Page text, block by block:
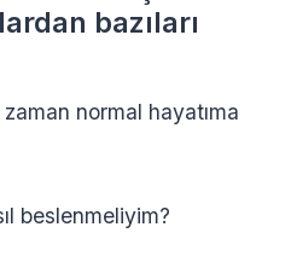
bazıları
normal hayatıma
beslenmeliyim?